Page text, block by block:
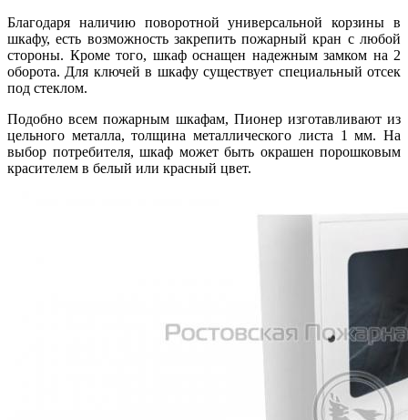
Благодаря наличию поворотной универсальной корзины в
шкафу, есть возможность закрепить пожарный кран с любой
стороны. Кроме того, шкаф оснащен надежным замком на 2
оборота. Для ключей в шкафу существует специальный отсек
под стеклом.
Подобно всем пожарным шкафам, Пионер изготавливают из
цельного металла, толщина металлического листа 1 мм. На
выбор потребителя, шкаф может быть окрашен порошковым
красителем в белый или красный цвет.